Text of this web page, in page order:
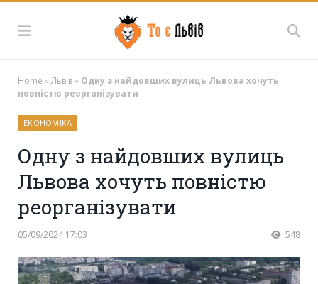
Home »Львів» Одну з найдовших вулиць Львова хочуть
повністю реорганізувати
ЕКОНОМІКА
Одну з найдовших вулиць
Львова хочуть повністю
реорганізувати
05/09/2024 17:03 548